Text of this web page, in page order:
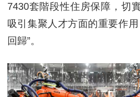
7430套階段性住房保障，切
吸引集聚人才方面的重要作
回歸”。